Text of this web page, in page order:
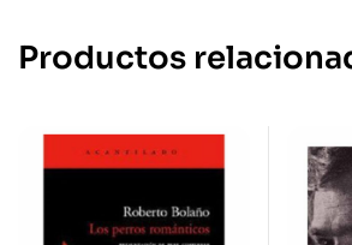
Productos